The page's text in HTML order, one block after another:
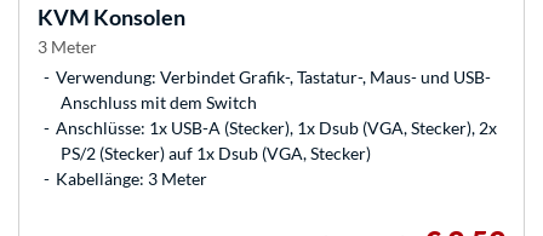
KVM Konsolen
3 Meter
Verwendung: Verbindet Grafik-, Tastatur-, Maus- und USB-
Anschluss mit dem Switch
Anschlüsse: 1x USB-A (Stecker), 1x Dsub (VGA, Stecker), 2x
PS/2 (Stecker) auf 1x Dsub (VGA, Stecker)
Kabellänge: 3 Meter